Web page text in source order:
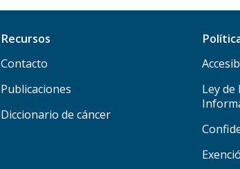
Recursos
Contacto
Publicaciones
Diccionario de cáncer
Ley de